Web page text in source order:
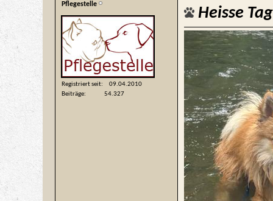
Pflegestelle
Registriert seit
09.04.2010
Beiträge
54.327
Heisse